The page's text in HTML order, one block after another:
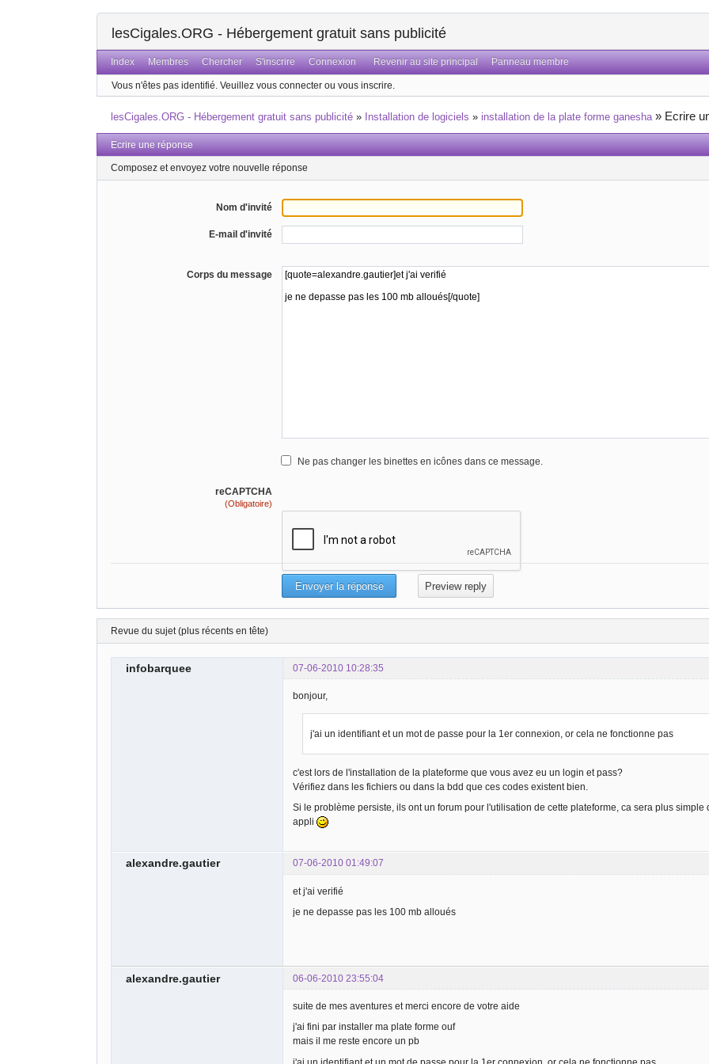
lesCigales.ORG - Hébergement gratuit sans publicité
Index Membres Chercher S'inscrire Connexion Revenir au site principal Panneau membre
Vous n'êtes pas identifié. Veuillez vous connecter ou vous inscrire.
lesCigales.ORG - Hébergement gratuit sans publicité » Installation de logiciels » installation de la plate forme ganesha » Ecrire
Ecrire une réponse
Composez et envoyez votre nouvelle réponse
Nom d'invité
E-mail d'invité
Corps du message
Ne pas changer les binettes en icônes dans ce message.
reCAPTCHA
(Obligatoire)
Revue du sujet (plus récents en tête)
infobarquee 07-06-2010 10:28:35
bonjour,
j'ai un identifiant et un mot de passe pour la 1er connexion, or cela ne fonctionne pas
c'est lors de l'installation de la plateforme que vous avez eu un login et pass?
Vérifiez dans les fichiers ou dans la bdd que ces codes existent bien.
Si le problème persiste, ils ont un forum pour l'utilisation de cette plateforme, ca sera plus
appli
alexandre.gautier 07-06-2010 01:49:07
et j'ai verifié
je ne depasse pas les 100 mb alloués
alexandre.gautier 06-06-2010 23:55:04
suite de mes aventures et merci encore de votre aide
j'ai fini par installer ma plate forme ouf
mais il me reste encore un pb